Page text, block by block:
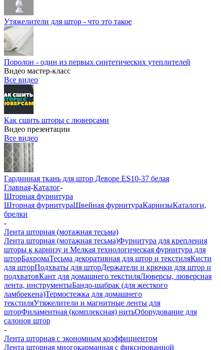
Утяжелители для штор - что это такое
Поролон - один из первых синтетических утеплителей
Видео мастер-класс
Все видео
Как сшить шторы с люверсами
Видео презентации
Все видео
Гардинная ткань для штор Деворе ES10-37 белая
Главная-Каталог-
Шторная фурнитура
Шторная фурнитураШвейная фурнитураКарнизыКаталоги,
брелки
-
Лента шторная (мотажная тесьма)
Лента шторная (мотажная тесьма)Фурнитура для крепления
шторы к карнизу и Мелкая технологическая фурнитура для
шторБахромаТесьма декоративная для штор и текстиляКисти
для шторПодхваты для шторДержатели и крючки для штор и
подхватовКант для домашнего текстиляЛюверсы, люверсная
лента, инструментыБандо-шабрак (для жесткого
ламбрекена)Термостежка для домашнего
текстиляУтяжелители и магнитные ленты для
шторФиламентная (комплексная) нитьОборудование для
салонов штор
-
Лента шторная с экономным коэффициентом
Лента шторная многокарманная с фиксированной